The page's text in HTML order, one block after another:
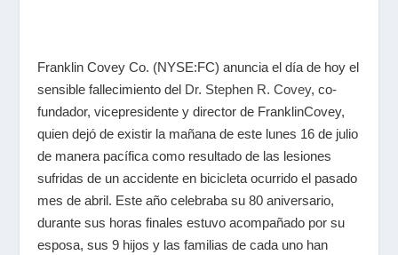
Franklin Covey Co. (NYSE:FC) anuncia el día de hoy el
sensible fallecimiento del Dr. Stephen R. Covey, co-
fundador, vicepresidente y director de FranklinCovey,
quien dejó de existir la mañana de este lunes 16 de julio
de manera pacífica como resultado de las lesiones
sufridas de un accidente en bicicleta ocurrido el pasado
mes de abril. Este año celebraba su 80 aniversario,
durante sus horas finales estuvo acompañado por su
esposa, sus 9 hijos y las familias de cada uno han